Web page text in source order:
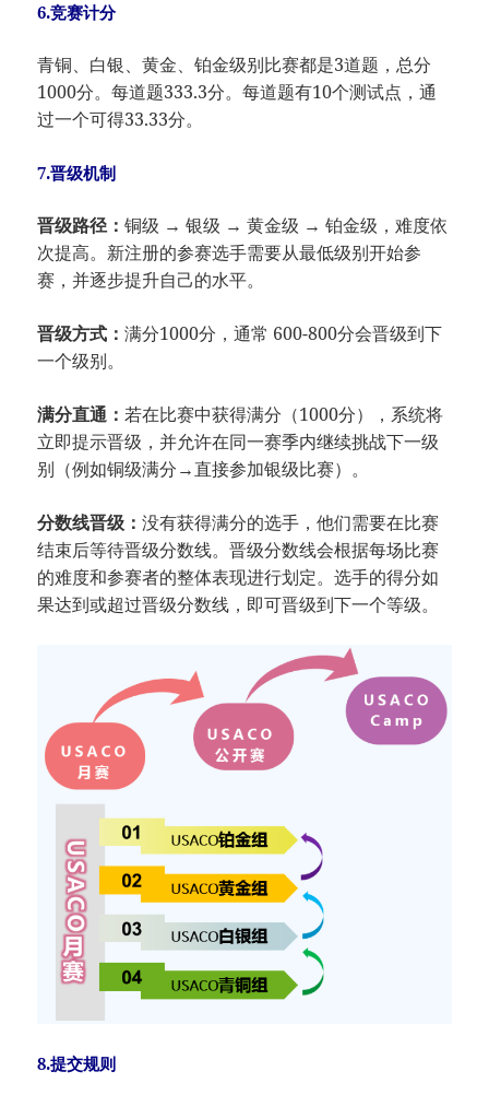
6.竞赛计分
青铜、白银、黄金、铂金级别比赛都是3道题，总分
1000分。每道题333.3分。每道题有10个测试点，通
过一个可得33.33分。
7.晋级机制
晋级路径：铜级 → 银级 → 黄金级 → 铂金级，难度依
次提高。新注册的参赛选手需要从最低级别开始参
赛，并逐步提升自己的水平。
晋级方式：满分1000分，通常 600-800分会晋级到下
一个级别。
满分直通：若在比赛中获得满分（1000分），系统将
立即提示晋级，并允许在同一赛季内继续挑战下一级
别（例如铜级满分→直接参加银级比赛）。
分数线晋级：没有获得满分的选手，他们需要在比赛
结束后等待晋级分数线。晋级分数线会根据每场比赛
的难度和参赛者的整体表现进行划定。选手的得分如
果达到或超过晋级分数线，即可晋级到下一个等级。
8.提交规则